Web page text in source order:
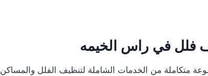
فلل في راس الخيمه
متكاملة من الخدمات الشاملة لتنظيف الفلل والمساكن